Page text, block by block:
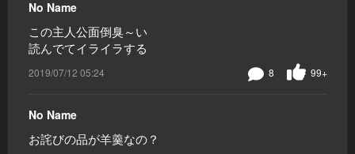
No Name
この主人公面倒臭～い
読んでてイライラする
2019/07/12 05:24 99+
8
No Name
お詫びの品が羊羹なの？